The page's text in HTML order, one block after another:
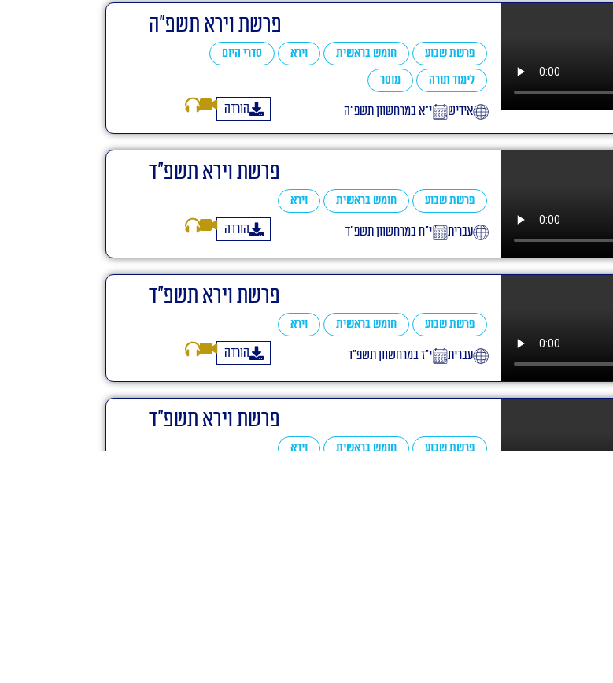
פרשת וירא תשפ"ה
פרשת שבוע חומש בראשית וירא
סדרי היום
לימוד תורה
מוסר
אידיש י״א במרחשוון תשפ״ה הורדה
פרשת וירא תשפ"ד
פרשת שבוע חומש בראשית וירא
עברית י״ח במרחשוון תשפ״ד הורדה
פרשת וירא תשפ"ד
פרשת שבוע חומש בראשית וירא
עברית י״ז במרחשוון תשפ״ד הורדה
פרשת וירא תשפ"ד
פרשת שבוע חומש בראשית וירא